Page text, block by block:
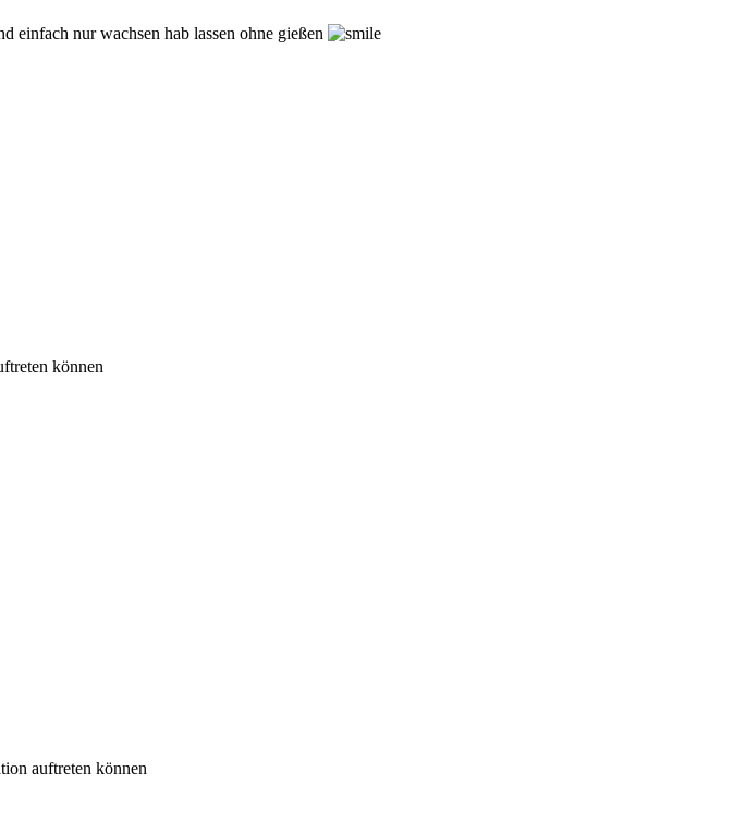
einfach nur wachsen hab lassen ohne gießen
können
auftreten können